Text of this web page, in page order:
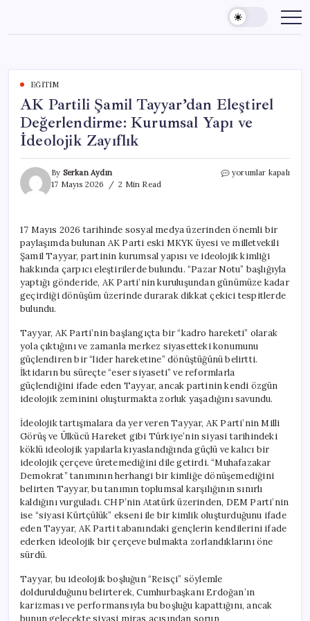
content
EĞITIM
AK Partili Şamil Tayyar’dan Eleştirel
Değerlendirme: Kurumsal Yapı ve
İdeolojik Zayıflık
By Serkan Aydın
17 Mayıs 2026
2 Min Read
AK
Değerlendirme:
Kurumsal
Yapı
ve
İdeolojik
için
yorumlar kapalı
17 Mayıs 2026 tarihinde sosyal medya üzerinden önemli bir
paylaşımda bulunan AK Parti eski MKYK üyesi ve milletvekili
Şamil Tayyar, partinin kurumsal yapısı ve ideolojik kimliği
hakkında çarpıcı eleştirilerde bulundu. “Pazar Notu” başlığıyla
yaptığı gönderide, AK Parti’nin kuruluşundan günümüze kadar
geçirdiği dönüşüm üzerinde durarak dikkat çekici tespitlerde
bulundu.
Tayyar, AK Parti’nin başlangıçta bir “kadro hareketi” olarak
yola çıktığını ve zamanla merkez siyasetteki konumunu
güçlendiren bir “lider hareketine” dönüştüğünü belirtti.
İktidarın bu süreçte “eser siyaseti” ve reformlarla
güçlendiğini ifade eden Tayyar, ancak partinin kendi özgün
ideolojik zeminini oluşturmakta zorluk yaşadığını savundu.
İdeolojik tartışmalara da yer veren Tayyar, AK Parti’nin Milli
Görüş ve Ülkücü Hareket gibi Türkiye’nin siyasi tarihindeki
köklü ideolojik yapılarla kıyaslandığında güçlü ve kalıcı bir
ideolojik çerçeve üretemediğini dile getirdi. “Muhafazakar
Demokrat” tanımının herhangi bir kimliğe dönüşemediğini
belirten Tayyar, bu tanımın toplumsal karşılığının sınırlı
kaldığını vurguladı. CHP’nin Atatürk üzerinden, DEM Parti’nin
ise “siyasi Kürtçülük” ekseni ile bir kimlik oluşturduğunu ifade
eden Tayyar, AK Parti tabanındaki gençlerin kendilerini ifade
ederken ideolojik bir çerçeve bulmakta zorlandıklarını öne
sürdü.
Tayyar, bu ideolojik boşluğun “Reisçi” söylemle
doldurulduğunu belirterek, Cumhurbaşkanı Erdoğan’ın
karizması ve performansıyla bu boşluğu kapattığını, ancak
bunun gelecekte siyasi miras açısından sorun